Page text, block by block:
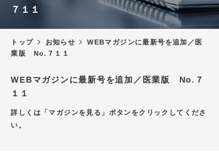
スタッフ紹介
お知らせ
新型コロナウィルス感染症
予防対策について
アクセス
お問い合わせ
新卒採用サイト
７１１
トップ お知らせ
WEBマガジンに最新号を追加／医
業版 No.７１１
WEBマガジンに最新号を追加／医業版 No.７
１１
詳しくは「マガジンを見る」ボタンをクリックしてくださ
い。